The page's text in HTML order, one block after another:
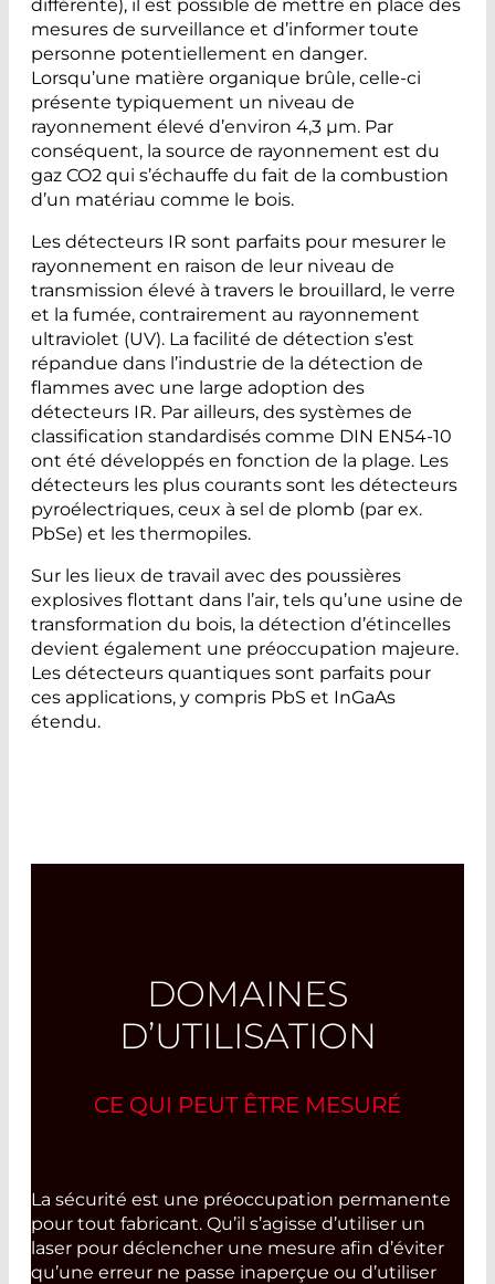
différente), il est possible de mettre en place des
mesures de surveillance et d’informer toute
personne potentiellement en danger.
Lorsqu’une matière organique brûle, celle-ci
présente typiquement un niveau de
rayonnement élevé d’environ 4,3 µm. Par
conséquent, la source de rayonnement est du
gaz CO2 qui s’échauffe du fait de la combustion
d’un matériau comme le bois.
Les détecteurs IR sont parfaits pour mesurer le
rayonnement en raison de leur niveau de
transmission élevé à travers le brouillard, le verre
et la fumée, contrairement au rayonnement
ultraviolet (UV). La facilité de détection s’est
répandue dans l’industrie de la détection de
flammes avec une large adoption des
détecteurs IR. Par ailleurs, des systèmes de
classification standardisés comme DIN EN54-10
ont été développés en fonction de la plage. Les
détecteurs les plus courants sont les détecteurs
pyroélectriques, ceux à sel de plomb (par ex.
PbSe) et les thermopiles.
Sur les lieux de travail avec des poussières
explosives flottant dans l’air, tels qu’une usine de
transformation du bois, la détection d’étincelles
devient également une préoccupation majeure.
Les détecteurs quantiques sont parfaits pour
ces applications, y compris PbS et InGaAs
étendu.
DOMAINES
D’UTILISATION
CE QUI PEUT ÊTRE MESURÉ
La sécurité est une préoccupation permanente
pour tout fabricant. Qu’il s’agisse d’utiliser un
laser pour déclencher une mesure afin d’éviter
qu’une erreur ne passe inaperçue ou d’utiliser